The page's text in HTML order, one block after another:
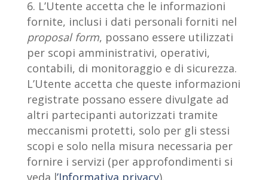
L’Utente accetta che le informazioni
fornite, inclusi i dati personali forniti nel
proposal form, possano essere utilizzati
per scopi amministrativi, operativi,
contabili, di monitoraggio e di sicurezza.
L’Utente accetta che queste informazioni
registrate possano essere divulgate ad
altri partecipanti autorizzati tramite
meccanismi protetti, solo per gli stessi
scopi e solo nella misura necessaria per
fornire i servizi (per approfondimenti si